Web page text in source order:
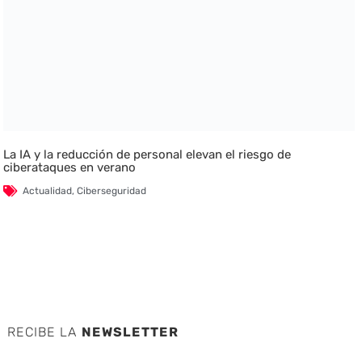
La IA y la reducción de personal elevan el riesgo de
ciberataques en verano
Actualidad,Ciberseguridad
RECIBE LA NEWSLETTER